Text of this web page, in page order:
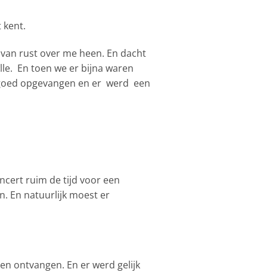
kent.
rust over me heen. En dacht
En toen we er bijna waren
opgevangen en er werd een
ruim de tijd voor een
En natuurlijk moest er
ontvangen. En er werd gelijk